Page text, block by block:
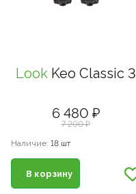
LookKeo Classic 3
7 200 ₽
6 480 ₽
Наличие: 18 шт
В корзину